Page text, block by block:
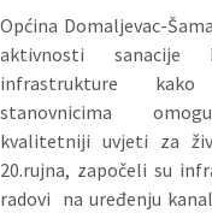
Općina Domaljevac-
aktivnosti sanacije
infrastrukture
stanovnicima
kvalitetniji uvjeti za
20.rujna, započeli su
radovi na uređenju